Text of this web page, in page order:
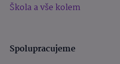
Škola a vše kolem
Spolupracujeme